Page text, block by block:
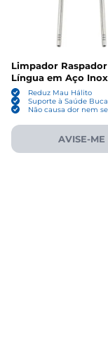
Limpador
Língua em Aço Inox
Reduz Mau Hálito
Suporte à Saúde
Não causa dor nem
AVISE-ME